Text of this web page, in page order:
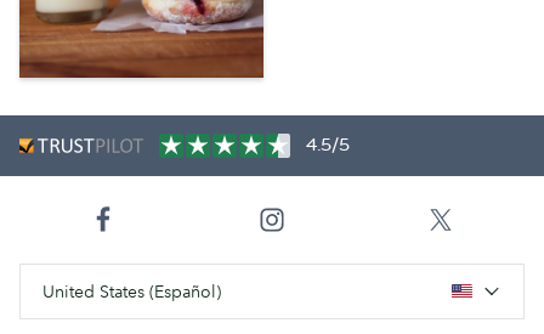
4.5/5
United States (Español)